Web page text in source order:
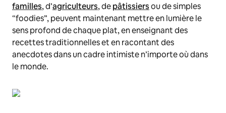
familles, d’agriculteurs, depâtissiersou de simples
“foodies”, peuvent maintenant mettre en lumière le
sens profond de chaque plat, en enseignant des
recettes traditionnelles et en racontant des
anecdotes dans un cadre intimiste n’importe où dans
le monde.